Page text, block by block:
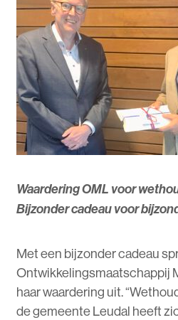
Waardering OML voor
Bijzonder cadeau voor
Met een bijzonder cadeau
Ontwikkelingsmaatschappij
haar waardering uit.
de gemeente Leudal heeft